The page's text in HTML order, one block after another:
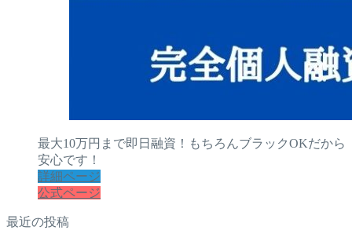
最大10万円まで即日融資！もちろんブラックOKだから
安心です！
詳細ページ
公式ページ
最近の投稿